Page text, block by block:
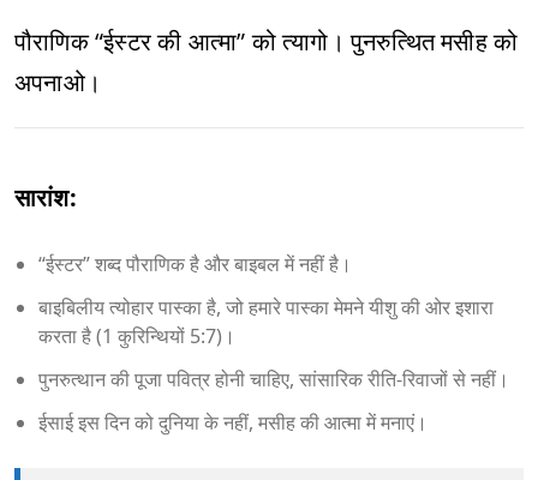
पौराणिक “ईस्टर की आत्मा” को त्यागो। पुनरुत्थित मसीह को
अपनाओ।
सारांश:
“ईस्टर” शब्द पौराणिक है और बाइबल में नहीं है।
बाइबिलीय त्योहार पास्का है, जो हमारे पास्का मेमने यीशु की ओर इशारा
करता है (1 कुरिन्थियों 5:7)।
पुनरुत्थान की पूजा पवित्र होनी चाहिए, सांसारिक रीति-रिवाजों से नहीं।
ईसाई इस दिन को दुनिया के नहीं, मसीह की आत्मा में मनाएं।